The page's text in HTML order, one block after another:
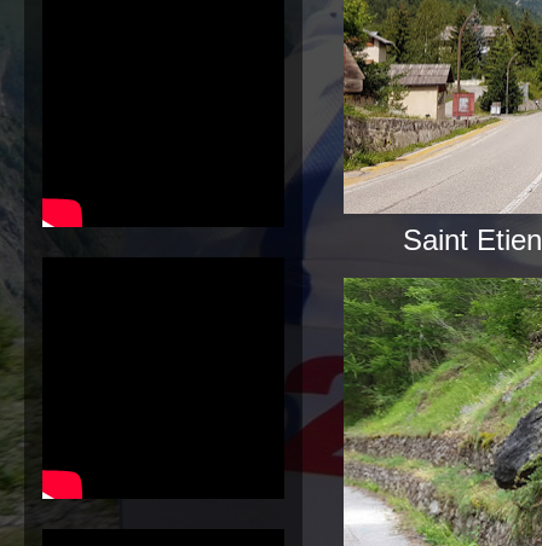
Saint